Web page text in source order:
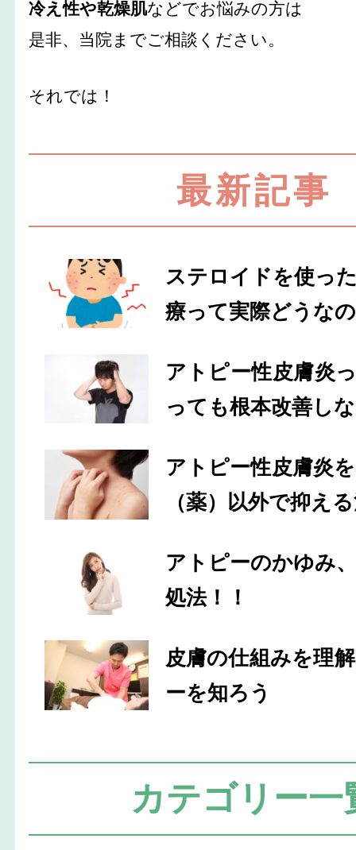
冷え性や乾燥肌などでお悩みの方は
是非、当院までご相談ください。
それでは！
最新記事
ステロイドを使っ
療って実際どうな
アトピー性皮膚炎
っても根本改善し
アトピー性皮膚炎
（薬）以外で抑え
アトピーのかゆみ
処法！！
皮膚の仕組みを理
ーを知ろう
カテゴリー一